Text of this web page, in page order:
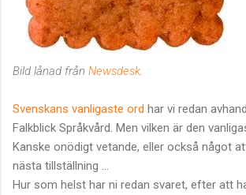
Bild lånad från Newsdesk
Svenskans vanligaste ord har vi redan
Falkblick Språkvård. Men vilken är den
Kanske onödigt vetande, eller också något
nästa tillställning ...
Hur som helst har ni redan svaret, efter att